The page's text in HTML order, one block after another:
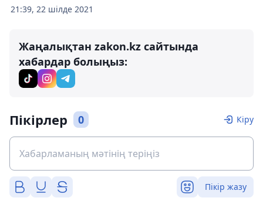
21:39, 22 шілде 2021
Жаңалықтан zakon.kz сайтында
хабардар болыңыз:
Пікірлер 0 Кіру
Пікір жазу